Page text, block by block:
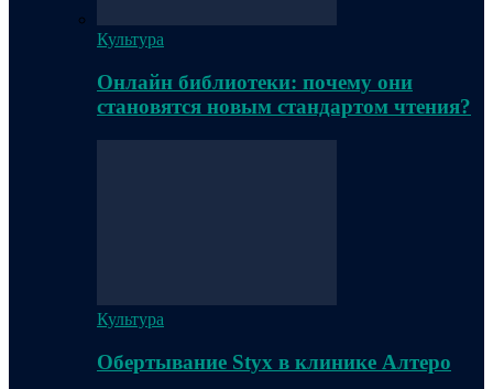
Культура
Онлайн библиотеки: почему они
становятся новым стандартом чтения?
Культура
Обертывание Styx в клинике Алтеро